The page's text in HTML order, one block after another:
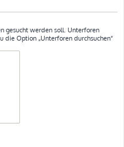
gesucht werden soll. Unterforen
Option „Unterforen durchsuchen“